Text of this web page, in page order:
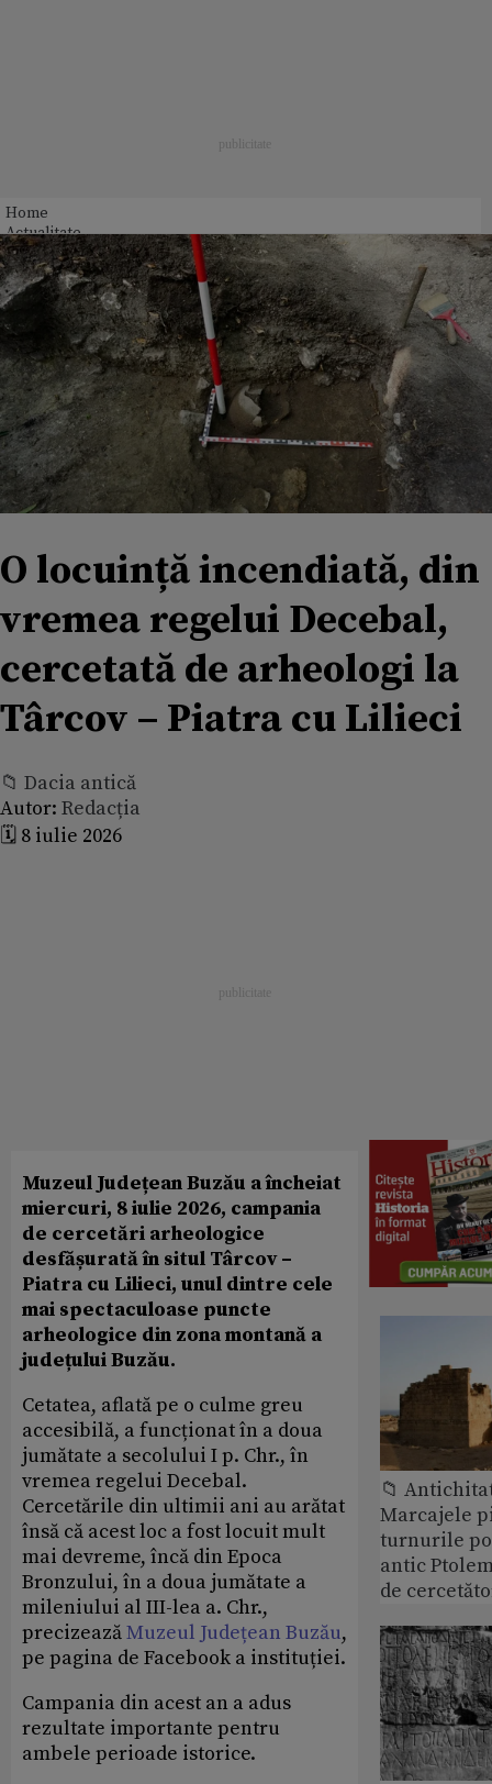
Home
Actualitate
O locuință incendiată, din
vremea regelui Decebal,
cercetată de arheologi la
Târcov – Piatra cu Lilieci
📁 Dacia antică
Autor: Redacția
🗓️ 8 iulie 2026
Muzeul Județean Buzău a încheiat
miercuri, 8 iulie 2026, campania
de cercetări arheologice
desfășurată în situl Târcov –
Piatra cu Lilieci, unul dintre cele
mai spectaculoase puncte
arheologice din zona montană a
județului Buzău.
Cetatea, aflată pe o culme greu
accesibilă, a funcționat în a doua
jumătate a secolului I p. Chr., în
vremea regelui Decebal.
Cercetările din ultimii ani au arătat
însă că acest loc a fost locuit mult
mai devreme, încă din Epoca
Bronzului, în a doua jumătate a
mileniului al III-lea a. Chr.,
precizeazăMuzeul Județean Buzău,
pe pagina de Facebook a instituției.
Campania din acest an a adus
rezultate importante pentru
ambele perioade istorice.
📁
Marcajele
turnurile
antic
de